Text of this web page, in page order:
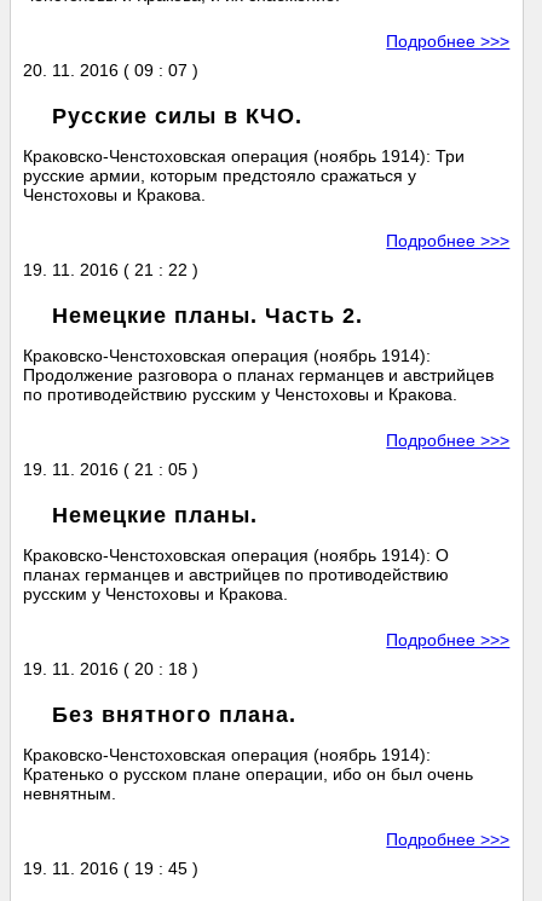
Подробнее >>>
20. 11. 2016 ( 09 : 07 )
Русские силы в КЧО.
Краковско-Ченстоховская операция (ноябрь 1914): Три
русские армии, которым предстояло сражаться у
Ченстоховы и Кракова.
Подробнее >>>
19. 11. 2016 ( 21 : 22 )
Немецкие планы. Часть 2.
Краковско-Ченстоховская операция (ноябрь 1914):
Продолжение разговора о планах германцев и австрийцев
по противодействию русским у Ченстоховы и Кракова.
Подробнее >>>
19. 11. 2016 ( 21 : 05 )
Немецкие планы.
Краковско-Ченстоховская операция (ноябрь 1914): О
планах германцев и австрийцев по противодействию
русским у Ченстоховы и Кракова.
Подробнее >>>
19. 11. 2016 ( 20 : 18 )
Без внятного плана.
Краковско-Ченстоховская операция (ноябрь 1914):
Кратенько о русском плане операции, ибо он был очень
невнятным.
Подробнее >>>
19. 11. 2016 ( 19 : 45 )